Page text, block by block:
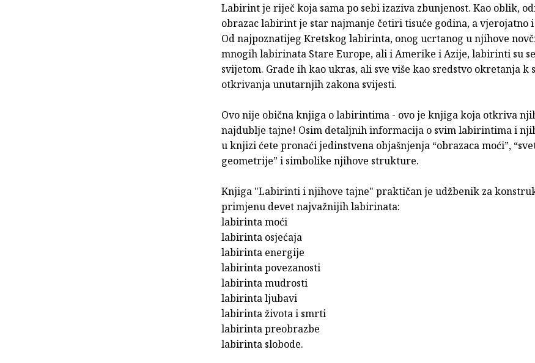
Labirint je riječ koja sama po sebi izaziva zbunjenost. Kao oblik,
obrazac labirint je star najmanje četiri tisuće godina, a vjerojatno i
Od najpoznatijeg Kretskog labirinta, onog ucrtanog u njihove
mnogih labirinata Stare Europe, ali i Amerike i Azije, labirinti su
svijetom. Grade ih kao ukras, ali sve više kao sredstvo okretanja k
otkrivanja unutarnjih zakona svijesti.
Ovo nije obična knjiga o labirintima - ovo je knjiga koja otkriva
najdublje tajne! Osim detaljnih informacija o svim labirintima i
u knjizi ćete pronaći jedinstvena objašnjenja “obrazaca moći”,
geometrije” i simbolike njihove strukture.
Knjiga "Labirinti i njihove tajne" praktičan je udžbenik za
primjenu devet najvažnijih labirinata:
labirinta moći
labirinta osjećaja
labirinta energije
labirinta povezanosti
labirinta mudrosti
labirinta ljubavi
labirinta života i smrti
labirinta preobrazbe
labirinta slobode.